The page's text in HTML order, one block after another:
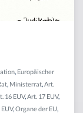
Europäischer
Ministerrat Art.
16 EUV, Art. 17 EUV,
,Organe der EU